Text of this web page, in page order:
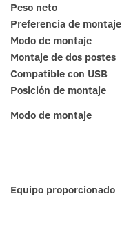
Peso neto
Preferencia de montaje
Modo de montaje
Montaje de dos postes
Compatible con USB
Posición de montaje
Modo de montaje
Equipo proporcionado